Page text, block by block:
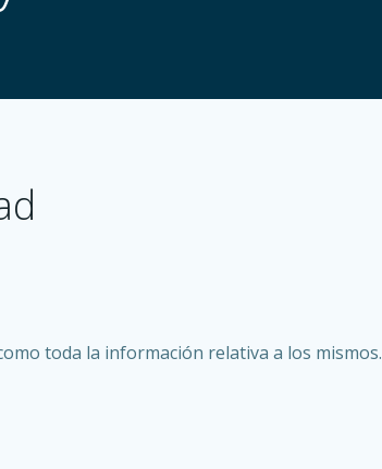
toda la información relativa a los mismos.